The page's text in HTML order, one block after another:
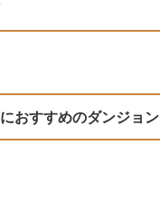
おすすめのダンジョン